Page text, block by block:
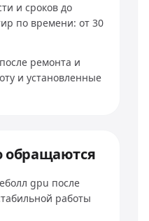
и сроков до
по времени: от 30
ремонта и
и установленные
обращаются
gpu после
работы